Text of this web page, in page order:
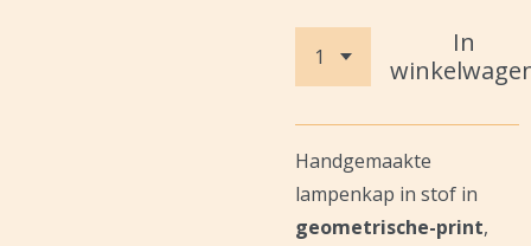
In
Handgemaakte
lampenkap in stof in
geometrische-print,